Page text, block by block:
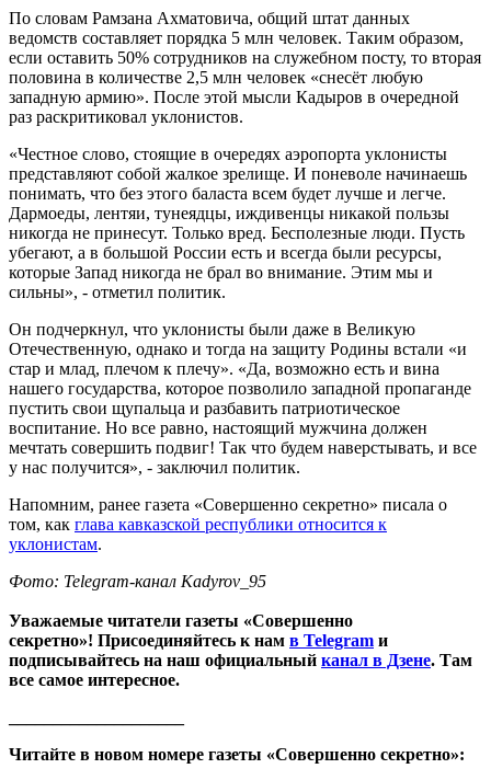
По словам Рамзана Ахматовича, общий штат данных
ведомств составляет порядка 5 млн человек. Таким образом,
если оставить 50% сотрудников на служебном посту, то вторая
половина в количестве 2,5 млн человек «снесёт любую
западную армию». После этой мысли Кадыров в очередной
раз раскритиковал уклонистов.
«Честное слово, стоящие в очередях аэропорта уклонисты
представляют собой жалкое зрелище. И поневоле начинаешь
понимать, что без этого баласта всем будет лучше и легче.
Дармоеды, лентяи, тунеядцы, иждивенцы никакой пользы
никогда не принесут. Только вред. Бесполезные люди. Пусть
убегают, а в большой России есть и всегда были ресурсы,
которые Запад никогда не брал во внимание. Этим мы и
сильны», - отметил политик.
Он подчеркнул, что уклонисты были даже в Великую
Отечественную, однако и тогда на защиту Родины встали «и
стар и млад, плечом к плечу». «Да, возможно есть и вина
нашего государства, которое позволило западной пропаганде
пустить свои щупальца и разбавить патриотическое
воспитание. Но все равно, настоящий мужчина должен
мечтать совершить подвиг! Так что будем наверстывать, и все
у нас получится», - заключил политик.
Напомним, ранее газета «Совершенно секретно» писала о
том, как глава кавказской республики относится к
уклонистам.
Фото: Telegram-канал Kadyrov_95
Уважаемые читатели газеты «Совершенно
секретно»! Присоединяйтесь к нам в Telegram и
подписывайтесь на наш официальный канал в Дзене. Там
все самое интересное.
Читайте в новом номере газеты «Совершенно секретно»: